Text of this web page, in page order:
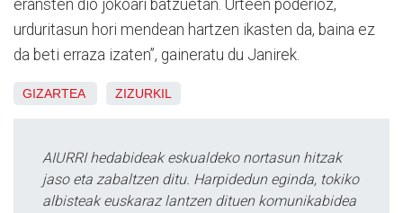
eransten dio jokoari batzuetan. Urteen poderioz,
urduritasun hori mendean hartzen ikasten da, baina ez
da beti erraza izaten”, gaineratu du Janirek.
GIZARTEA ZIZURKIL
AIURRI hedabideak eskualdeko nortasun hitzak
jaso eta zabaltzen ditu. Harpidedun eginda, tokiko
albisteak euskaraz lantzen dituen komunikabidea